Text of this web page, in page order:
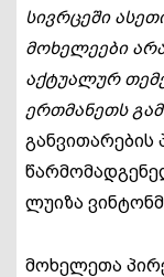
სივრცეში
მოხელეები
აქტუალურ
ერთმანეთს
განვითარების
ლუიზა
მოხელეთა